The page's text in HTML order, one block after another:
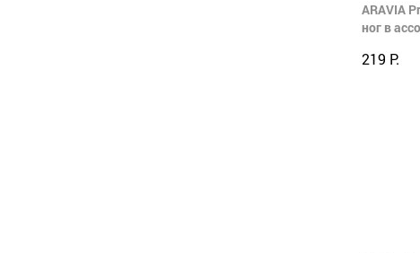
ARAVIA
ног в
219 Р.